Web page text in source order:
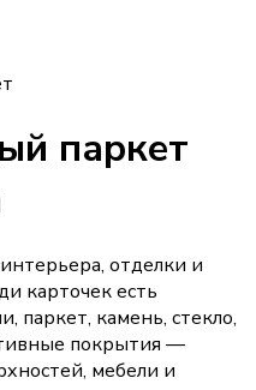
паркет
отделки и
карточек есть
паркет, камень, стекло,
покрытия —
мебели и